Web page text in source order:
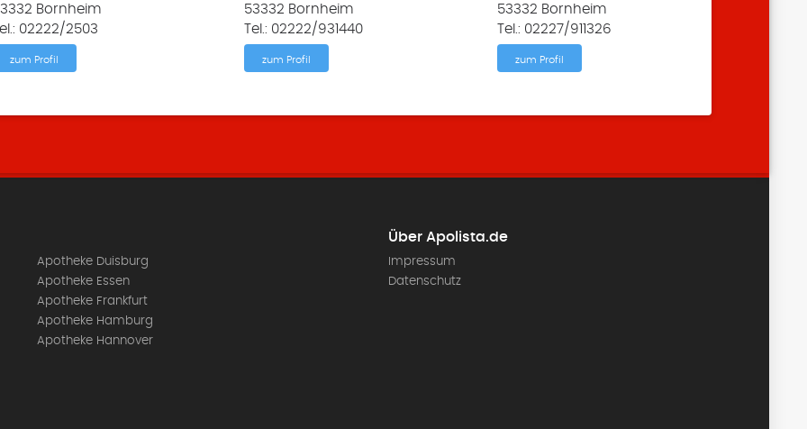
Bornheim
02222/2503
zum Profil
53332 Bornheim
Tel.: 02222/931440
zum Profil
53332 Bornheim
Tel.: 02227/911326
zum Profil
Apotheke Duisburg
Apotheke Essen
Apotheke Frankfurt
Apotheke Hamburg
Apotheke Hannover
Über Apolista.de
Impressum
Datenschutz